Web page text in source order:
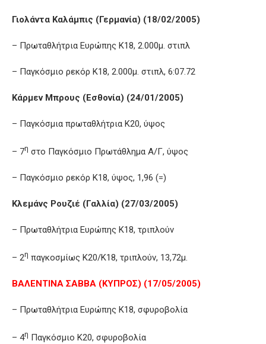
Γιολάντα Καλάμπις (Γερμανία) (18/02/2005)
– Πρωταθλήτρια Ευρώπης Κ18, 2.000μ. στιπλ
– Παγκόσμιο ρεκόρ Κ18, 2.000μ. στιπλ, 6:07.72
Κάρμεν Μπρους (Εσθονία) (24/01/2005)
– Παγκόσμια πρωταθλήτρια Κ20, ύψος
– 7η στο Παγκόσμιο Πρωτάθλημα Α/Γ, ύψος
– Παγκόσμιο ρεκόρ Κ18, ύψος, 1,96 (=)
Κλεμάνς Ρουζιέ (Γαλλία) (27/03/2005)
– Πρωταθλήτρια Ευρώπης Κ18, τριπλούν
– 2η παγκοσμίως Κ20/Κ18, τριπλούν, 13,72μ.
ΒΑΛΕΝΤΙΝΑ ΣΑΒΒΑ (ΚΥΠΡΟΣ) (17/05/2005)
– Πρωταθλήτρια Ευρώπης Κ18, σφυροβολία
– 4η Παγκόσμιο Κ20, σφυροβολία